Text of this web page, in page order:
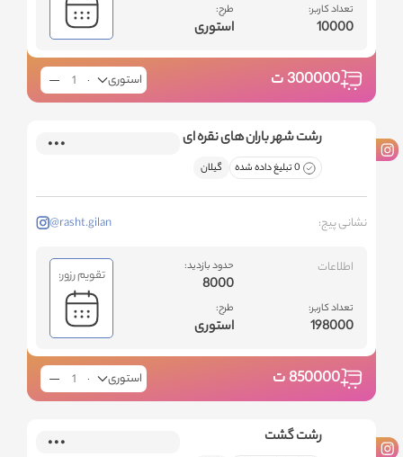
تعداد کاربر:
10000
طرح:
استوری
300000ت استوری
رشت شهر باران های نقره ای
0 تبلیغ داده شده گیلان
نشانی پیج: @rasht.gilan
اطلاعات
تعداد کاربر:
198000
حدود بازدید:
8000
طرح:
استوری
تقویم رزور:
850000ت استوری
رشت گشت